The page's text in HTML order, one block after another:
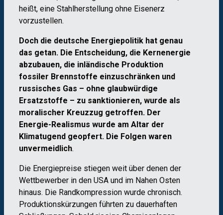
heißt, eine Stahlherstellung ohne Eisenerz
vorzustellen.
Doch die deutsche Energiepolitik hat genau
das getan. Die Entscheidung, die Kernenergie
abzubauen, die inländische Produktion
fossiler Brennstoffe einzuschränken und
russisches Gas – ohne glaubwürdige
Ersatzstoffe – zu sanktionieren, wurde als
moralischer Kreuzzug getroffen. Der
Energie-Realismus wurde am Altar der
Klimatugend geopfert. Die Folgen waren
unvermeidlich.
Die Energiepreise stiegen weit über denen der
Wettbewerber in den USA und im Nahen Osten
hinaus. Die Randkompression wurde chronisch.
Produktionskürzungen führten zu dauerhaften